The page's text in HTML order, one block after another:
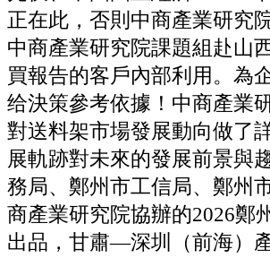
正在此，否則中商產業研究
中商產業研究院課題組赴山
買報告的客戶內部利用。為
给決策參考依據！中商產業
對送料架市場發展動向做了
展軌跡對未來的發展前景與
務局、鄭州市工信局、鄭州
商產業研究院協辦的2026鄭
出品，甘肅—深圳（前海）